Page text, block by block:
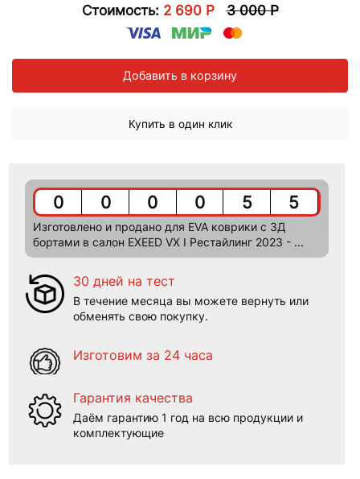
Стоимость: 2 690 Р 3 000 Р
Добавить в корзину
Купить в один клик
0 0 0 0 5 5
Изготовлено и продано для EVA коврики c 3Д
бортами в салон EXEED VX I Рестайлинг 2023 - ...
30 дней на тест
В течение месяца вы можете вернуть или
обменять свою покупку.
Изготовим за 24 часа
Гарантия качества
Даём гарантию 1 год на всю продукции и
комплектующие